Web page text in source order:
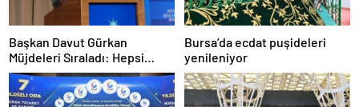
Başkan Davut Gürkan
Müjdeleri Sıraladı: Hepsi
Yakında Hizmete Giriyor !
Bursa’da ecdat puşideleri
yenileniyor